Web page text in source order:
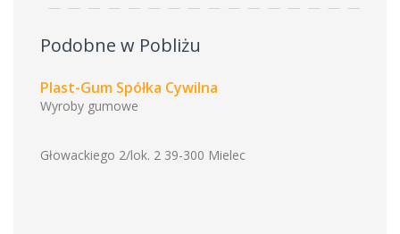
Podobne w Pobliżu
Plast-Gum Spółka Cywilna
Wyroby gumowe
Głowackiego 2/lok. 2 39-300 Mielec